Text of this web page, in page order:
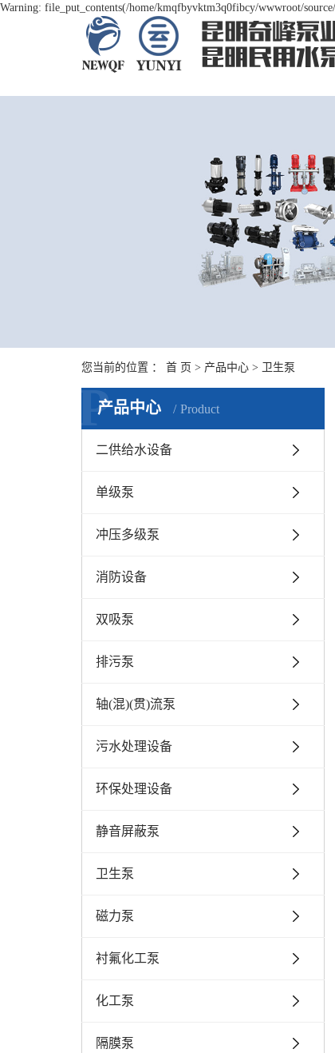
Warning: file_put_contents(/home/kmqfbyvktm3q0fibcy/wwwroot/
您当前的位置 ： 首 页 > 产品中心 > 卫生泵
产品中心 Product
P
二供给水设备
单级泵
冲压多级泵
消防设备
双吸泵
排污泵
轴(混)(贯)流泵
污水处理设备
环保处理设备
静音屏蔽泵
卫生泵
磁力泵
衬氟化工泵
化工泵
隔膜泵